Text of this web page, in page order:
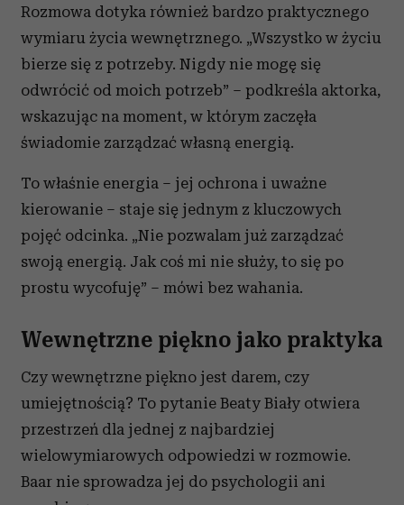
Rozmowa dotyka również bardzo praktycznego
wymiaru życia wewnętrznego. „Wszystko w życiu
bierze się z potrzeby. Nigdy nie mogę się
odwrócić od moich potrzeb” – podkreśla aktorka,
wskazując na moment, w którym zaczęła
świadomie zarządzać własną energią.
To właśnie energia – jej ochrona i uważne
kierowanie – staje się jednym z kluczowych
pojęć odcinka. „Nie pozwalam już zarządzać
swoją energią. Jak coś mi nie służy, to się po
prostu wycofuję” – mówi bez wahania.
Wewnętrzne piękno jako praktyka
Czy wewnętrzne piękno jest darem, czy
umiejętnością? To pytanie Beaty Biały otwiera
przestrzeń dla jednej z najbardziej
wielowymiarowych odpowiedzi w rozmowie.
Baar nie sprowadza jej do psychologii ani